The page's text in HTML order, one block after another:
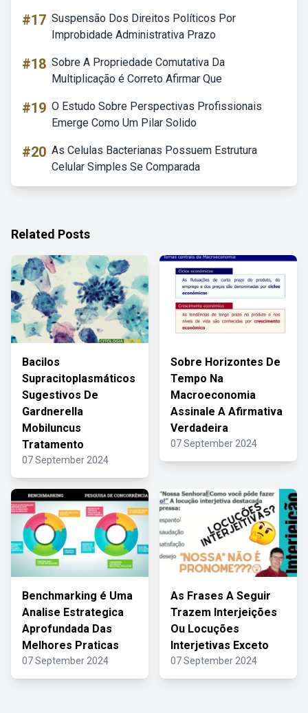
#17 Suspensão Dos Direitos Políticos Por
Improbidade Administrativa Prazo
#18 Sobre A Propriedade Comutativa Da
Multiplicação é Correto Afirmar Que
#19 O Estudo Sobre Perspectivas Profissionais
Emerge Como Um Pilar Solido
#20 As Celulas Bacterianas Possuem Estrutura
Celular Simples Se Comparada
Related Posts
Bacilos
Supracitoplasmáticos
Sugestivos De
Gardnerella
Mobiluncus
Tratamento
07 September 2024
Sobre Horizontes De
Tempo Na
Macroeconomia
Assinale A Afirmativa
Verdadeira
07 September 2024
Benchmarking é Uma
Analise Estrategica
Aprofundada Das
Melhores Praticas
07 September 2024
As Frases A Seguir
Trazem Interjeições
Ou Locuções
Interjetivas Exceto
07 September 2024